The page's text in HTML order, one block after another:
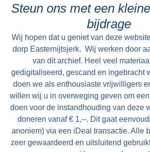
gevechtswaardigheid.Wij
doch doordat wij al zo vaak alarm
gehad, dachten we, dat er nu
loos zou wezen. Zoodoende
tot even voor half vier. Om die tijd
eerste op, want ik was toen
moest de munitie enz. nazien en
maken. Toen ik me aangekleed
buiten ging, stonden ook de
manschappen op. In de lucht
parachutes weer uit de
gewassen en heeft mem Rixtje
van de parachutestof voor de
nichtje Henny Heeringa jurkjes
naaigaren werd door de oudste
Theunis en Einte uit de koorden
parachutes getrokken en dit
ijzersterk omdat het van nylon
er foto’s gemaakt waar de
Hendrikje en Aaltje zo’n jurkje
dat doormiddel van deze foto’s
Steun ons met een
bijdrage
Wij hopen dat u geniet van deze
dorp Easternijtsjerk. Wij werken door
van dit archief. Heel veel
gedigitaliseerd, gescand en ingebracht
doen we als enthousiaste vrijwilligers
willen wij u in overweging geven om
doen voor de instandhouding van deze
doneren vanaf € 1,--. Dit gaat
anoniem) via een iDeal transactie. Alle
zeer gewaardeerd en uitsluitend